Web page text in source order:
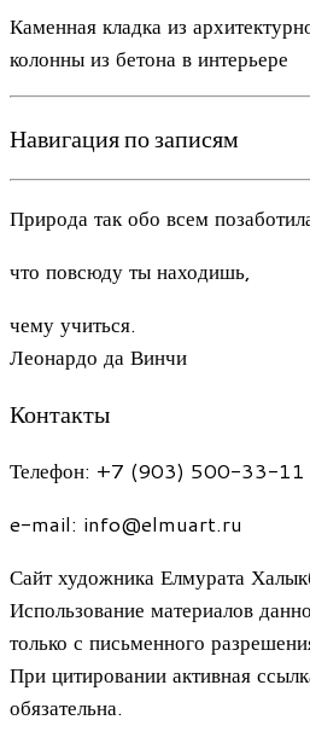
Каменная кладка из
колонны из бетона в интерьере
Навигация по записям
Природа так обо всем
что повсюду ты находишь,
чему учиться.
Леонардо да Винчи
Контакты
Телефон: +7 (903) 500-33-11
e-mail: info@elmuart.ru
Сайт художника Елмурата
Использование материалов
только с письменного
При цитировании активная
обязательна.